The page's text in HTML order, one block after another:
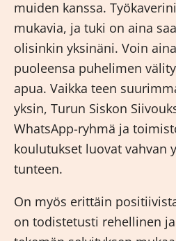
muiden kanssa.
mukavia, ja tuki on aina
olisinkin yksinäni. Voin
puoleensa puhelimen
apua. Vaikka teen
yksin, Turun Siskon
WhatsApp-ryhmä ja
koulutukset luovat vahvan
tunteen.
On myös erittäin
on todistetusti rehellinen